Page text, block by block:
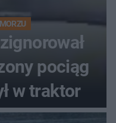
pociąg
w traktor